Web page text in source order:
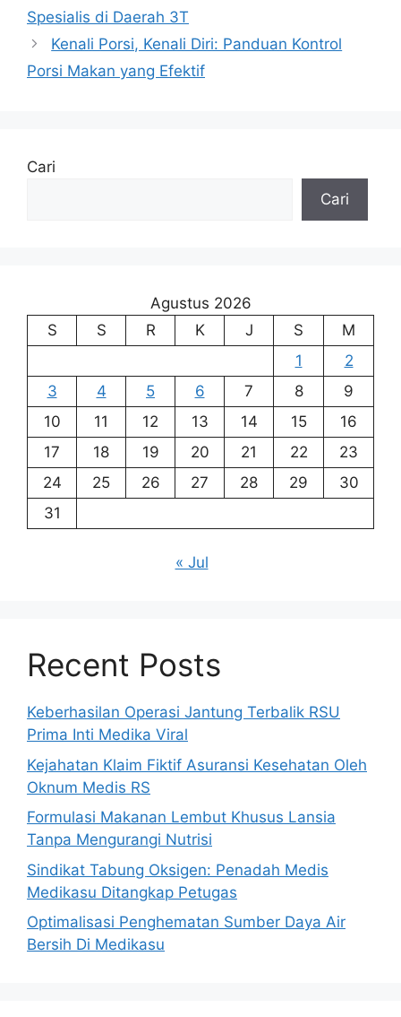
Spesialis di Daerah 3T
Kenali Porsi, Kenali Diri: Panduan Kontrol
Porsi Makan yang Efektif
Cari
Cari
Agustus 2026
S
S R K J S
M
1
2
3
4 5 6 7 8
9
10
11 12 13 14 15
16
17
18 19 20 21 22
23
24
25 26 27 28 29
30
31
« Jul
Recent Posts
Keberhasilan Operasi Jantung Terbalik RSU
Prima Inti Medika Viral
Kejahatan Klaim Fiktif Asuransi Kesehatan Oleh
Oknum Medis RS
Formulasi Makanan Lembut Khusus Lansia
Tanpa Mengurangi Nutrisi
Sindikat Tabung Oksigen: Penadah Medis
Medikasu Ditangkap Petugas
Optimalisasi Penghematan Sumber Daya Air
Bersih Di Medikasu